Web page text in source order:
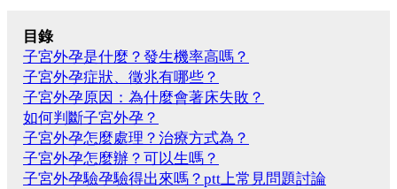
目錄
子宮外孕是什麼？ 發生機率高嗎？
子宮外孕症狀、徵兆有哪些？
子宮外孕原因：為什麼會著床失敗？
如何判斷子宮外孕？
子宮外孕怎麼處理？治療方式為？
子宮外孕怎麼辦？可以生嗎？
子宮外孕驗孕驗得出來嗎？ptt上常見問題討論